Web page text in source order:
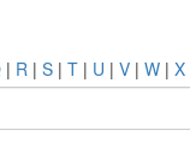
| R | S | T | U | V | W | X